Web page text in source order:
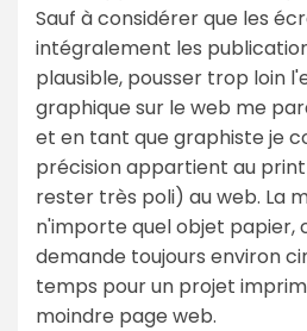
Sauf à considérer que les
intégralement les
plausible, pousser trop loin
graphique sur le web me
et en tant que graphiste je
précision appartient au
rester très poli) au web. La
n'importe quel objet papier,
demande toujours environ
temps pour un projet
moindre page web.